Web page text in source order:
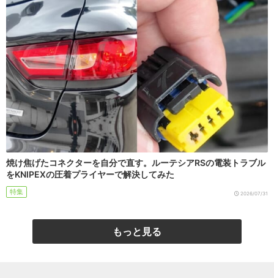
焼け焦げたコネクターを自分で直す。ルーテシアRSの電装トラブル
をKNIPEXの圧着プライヤーで解決してみた
特集 2026/07/31
もっと見る